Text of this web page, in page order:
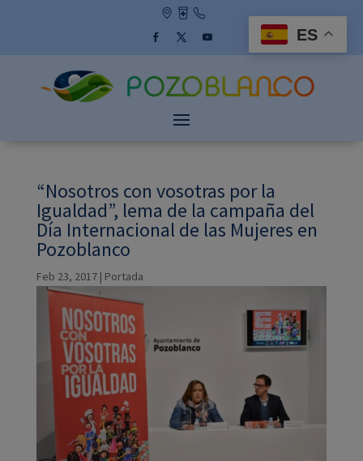
“Nosotros con vosotras por la
Igualdad”, lema de la campaña del
Día Internacional de las Mujeres en
Pozoblanco
Feb 23, 2017| Portada
ES